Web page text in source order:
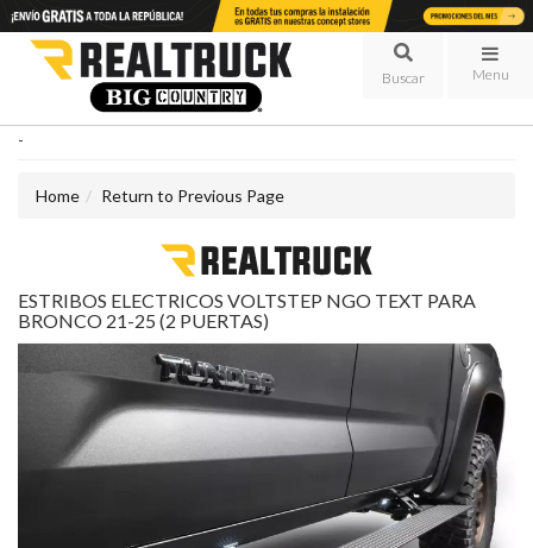
Menu
-
Home Return to Previous Page
ESTRIBOS ELECTRICOS VOLTSTEP NGO TEXT PARA
BRONCO 21-25 (2 PUERTAS)